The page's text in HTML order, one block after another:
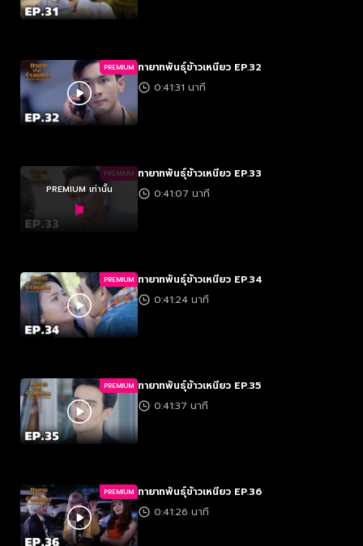
PREMIUM ทายาทพันธุ์ข้าวเหนียว EP.32
0:41:31 นาที
PREMIUM
PREMIUM เท่านั้น
ทายาทพันธุ์ข้าวเหนียว EP.33
0:41:07 นาที
PREMIUM ทายาทพันธุ์ข้าวเหนียว EP.34
0:41:24 นาที
PREMIUM ทายาทพันธุ์ข้าวเหนียว EP.35
0:41:37 นาที
PREMIUM ทายาทพันธุ์ข้าวเหนียว EP.36
0:41:26 นาที